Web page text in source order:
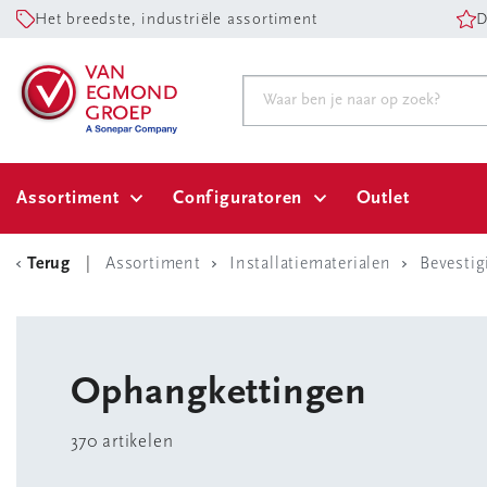
Het breedste, industriële assortiment
Assortiment Configuratoren Outlet
Terug Assortiment Installatiematerialen
Ophangkettingen
370 artikelen